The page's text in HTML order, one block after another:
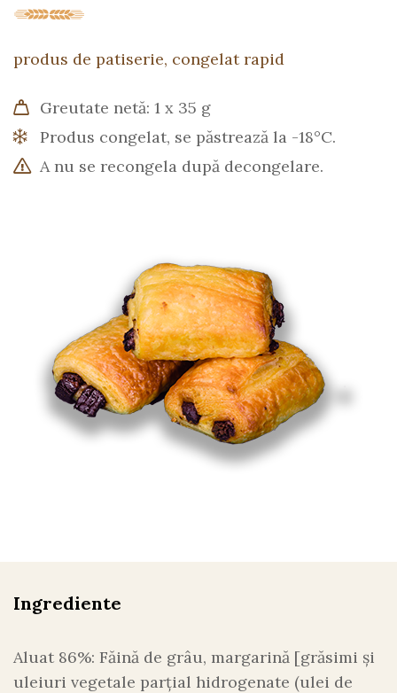
produs de patiserie, congelat rapid
Greutate netă: 1 x 35 g
Produs congelat, se păstrează la -18°C.
A nu se recongela după decongelare.
Ingrediente
Aluat 86%: Făină de grâu, margarină [grăsimi și
uleiuri vegetale parțial hidrogenate (ulei de